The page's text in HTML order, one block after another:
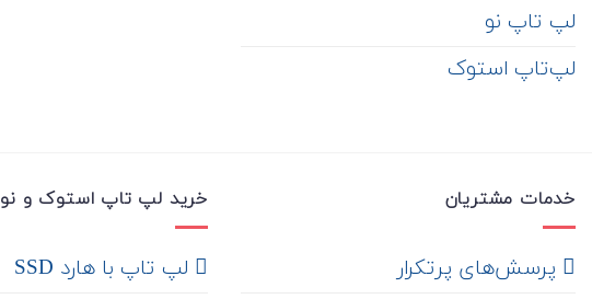
لپ تاپ نو
لپ‌تاپ استوک
خدمات مشتریان
‌ پرسش‌های پرتکرار
خرید لپ تاپ استوک و نو
لپ تاپ با هارد SSD